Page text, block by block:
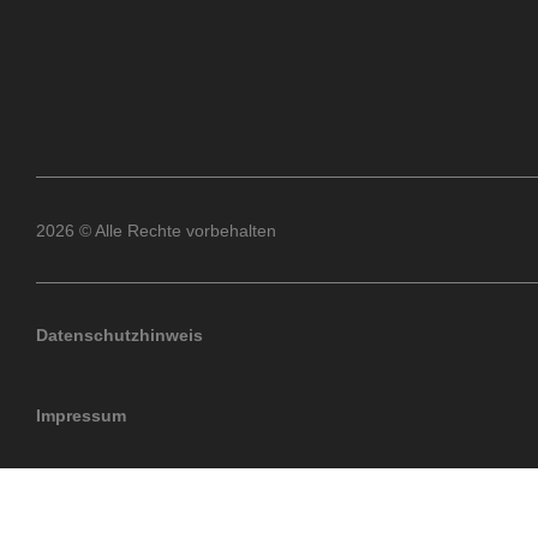
2026 © Alle Rechte vorbehalten
Datenschutzhinweis
Impressum